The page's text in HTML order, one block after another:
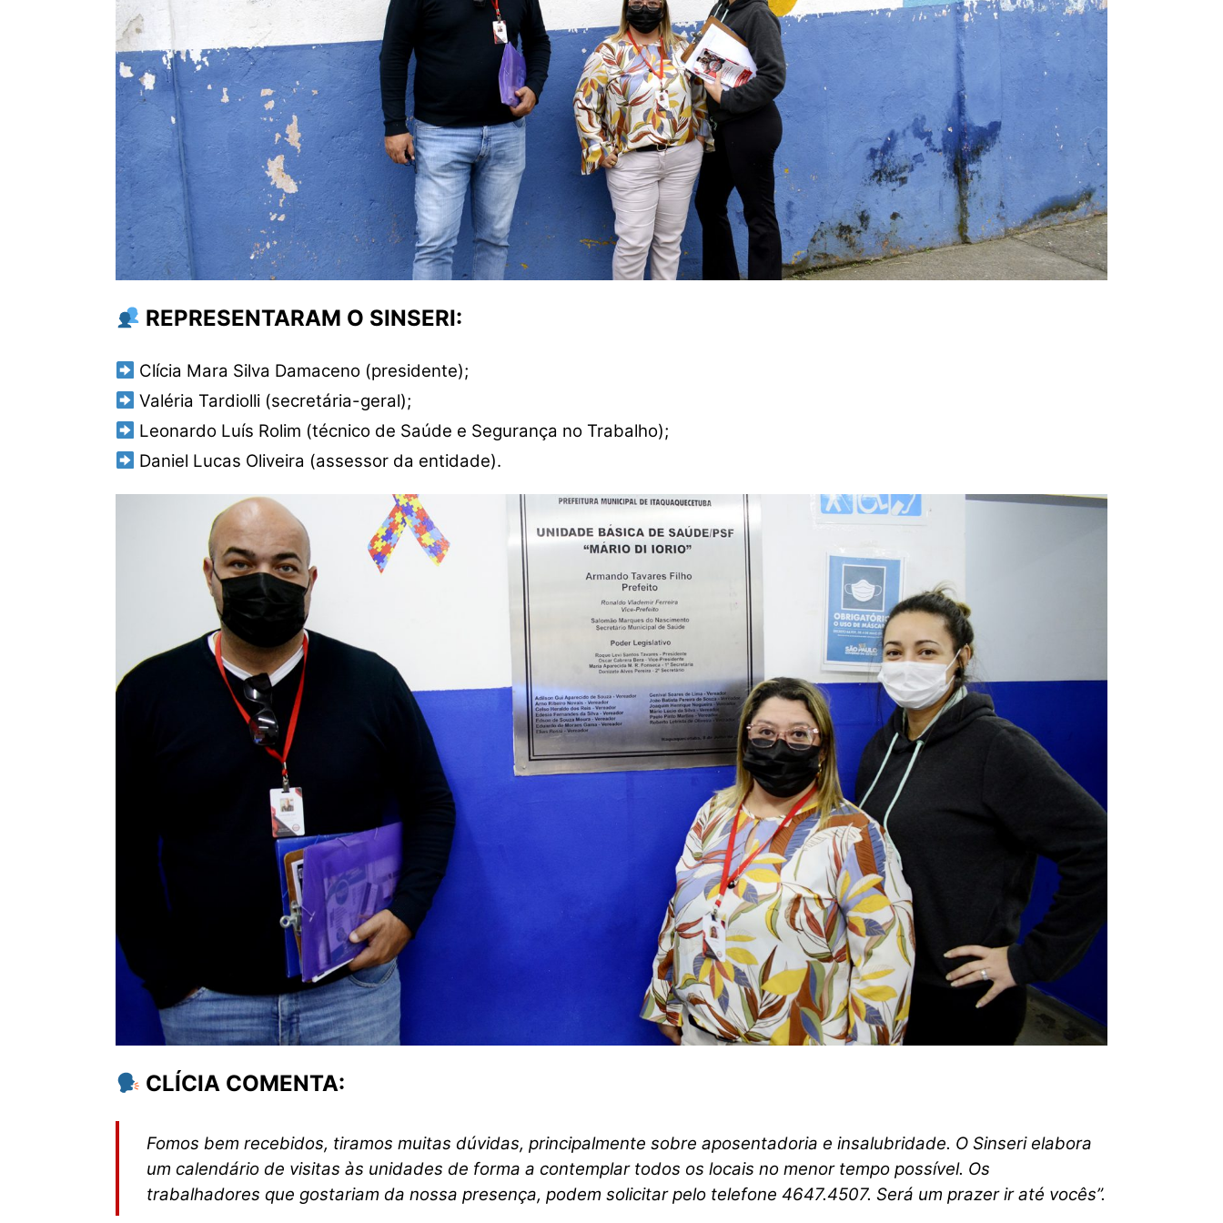
REPRESENTARAM O SINSERI:
Clícia Mara Silva Damaceno (presidente);
Valéria Tardiolli (secretária-geral);
Leonardo Luís Rolim (técnico de Saúde e Segurança no Trabalho);
Daniel Lucas Oliveira (assessor da entidade).
CLÍCIA COMENTA:
Fomos bem recebidos, tiramos muitas dúvidas, principalmente sobre aposentadoria e insalubridade. O Sinseri elabora
um calendário de visitas às unidades de forma a contemplar todos os locais no menor tempo possível. Os
trabalhadores que gostariam da nossa presença, podem solicitar pelo telefone 4647.4507. Será um prazer ir até vocês”.